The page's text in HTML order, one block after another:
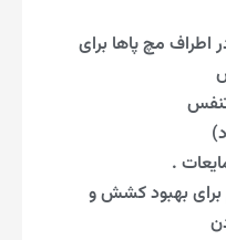
اطراف مچ پاها برای
.
بهبود کشش و